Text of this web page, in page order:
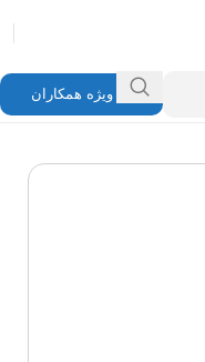
ویژه همکاران